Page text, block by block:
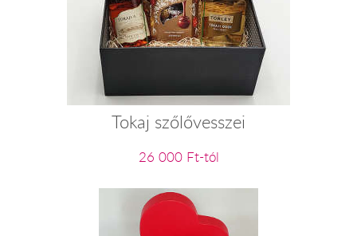
Tokaj szőlővesszei
26 000 Ft-tól